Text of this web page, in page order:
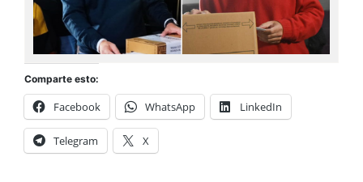
Comparte esto:
Facebook WhatsApp LinkedIn
Telegram X